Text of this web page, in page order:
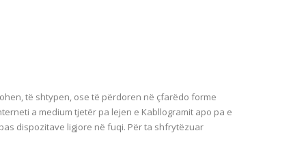
të shtypen, ose të përdoren në çfarëdo forme
a medium tjetër pa lejen e Kabllogramit apo pa e
dispozitave ligjore në fuqi. Për ta shfrytëzuar